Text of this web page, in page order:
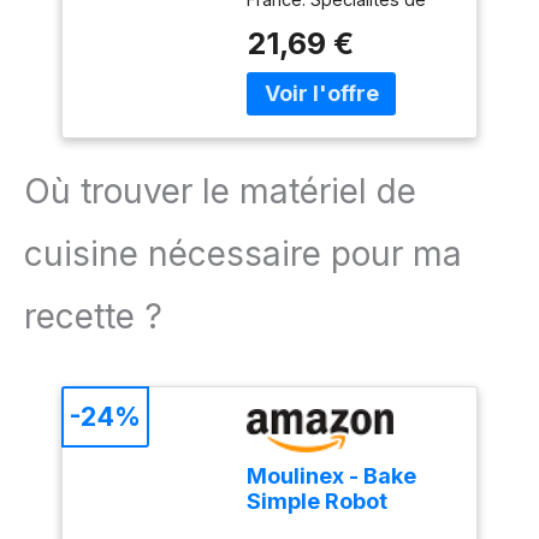
transmis de génération
en génération pour une
confiture de qualité
supérieure Lot
économique de 3 pots
de 320g: Format pratique
généreuse de
noire pour toute la famille
21,69 €
Où trouver le matériel de
cuisine nécessaire pour ma
recette ?
Moulinex - Bake
Simple Robot
-24%